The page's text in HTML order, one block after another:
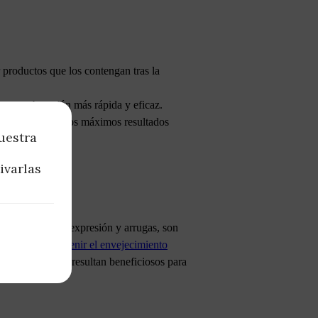
que los contengan tras la
una absorción más rápida y eficaz.
para generar los máximos resultados
de líneas de expresión y arrugas, son
cómo prevenir el envejecimiento
También resultan beneficiosos para